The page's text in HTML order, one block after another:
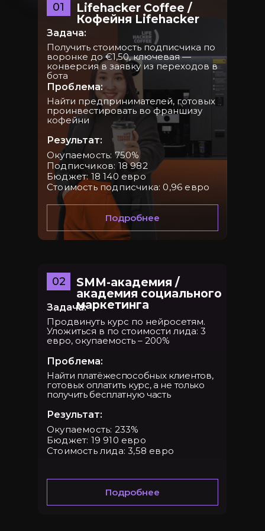
Максим Рудаков
Co-founder SMIT.Link
Мария Савчук
Руководитель отдела
аккаутинга
Станислав Ягупов
Co-founder SMIT.Link
Татьяна Акишева
Руководитель производства
... и еще более 20 сотрудников
специалисты по рекламе, аккаунт-
менеджеры, менеджеры по продажам,
административный персонал
01
Lifehacker Coffee /
Кофейня Lifehacker
Подробнее
Получить стоимость подписчика по
воронке до €1,50, ключевая —
конверсия в заявку из переходов в
бота
Задача:
Проблема:
Найти предпринимателей, готовых
проинвестировать во франшизу
кофейни
Результат:
Окупаемость: 750%
Подписчиков: 18 982
Бюджет: 18 140 евро
Стоимость подписчика: 0,96 евро
02
SMM-академия /
академия социального
маркетинга
Подробнее
Продвинуть курс по нейросетям.
Уложиться в по стоимости лида: 3
евро, окупаемость – 200%
Задача:
Проблема:
Найти платёжеспособных клиентов,
готовых оплатить курс, а не только
получить бесплатную часть
Результат:
Окупаемость: 233%
Бюджет: 19 910 евро
Стоимость лида: 3,58 евро